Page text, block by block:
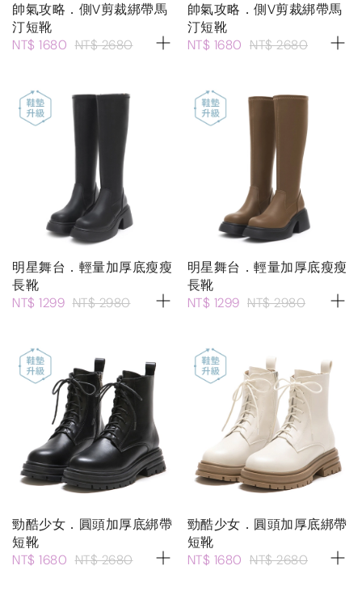
帥氣攻略．側V剪裁綁帶馬
汀短靴
NT$ 1680 NT$ 2680
帥氣攻略．側V剪裁綁帶馬
汀短靴
NT$ 1680 NT$ 2680
明星舞台．輕量加厚底瘦瘦
長靴
NT$ 1299 NT$ 2980
明星舞台．輕量加厚底瘦瘦
長靴
NT$ 1299 NT$ 2980
勁酷少女．圓頭加厚底綁帶
短靴
NT$ 1680 NT$ 2680
勁酷少女．圓頭加厚底綁帶
短靴
NT$ 1680 NT$ 2680